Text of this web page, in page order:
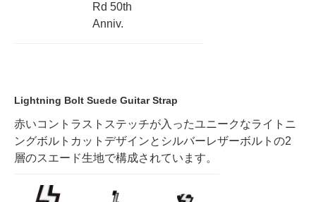
Rd 50th
Anniv.
Lightning Bolt Suede Guitar Strap
赤いコントラストステッチが入ったユニークなライトニ
ングボルトカットデザインとシルバーレザーボルトの2
層のスエード生地で構成されています。